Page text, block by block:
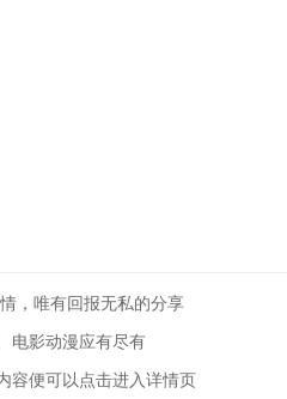
，唯有回报无私的分享
电影动漫应有尽有
容便可以点击进入详情页